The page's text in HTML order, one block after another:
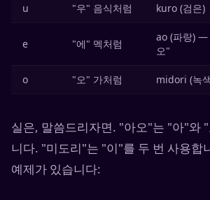
u "우" 음식처럼 kuro (검은)
e "에" 멕처럼
ao (파랑) —
오"
o "오" 가처럼 midori (녹
실은, 말씀드리자면. "아오"는 "아"와
니다. "미도리"는 "이"를 두 번 사용합
예제가 있습니다: